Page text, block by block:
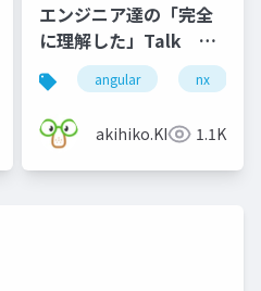
エンジニア達の「完全
に理解した」Talk
#66
angular nx
akihiko.KIgure1.1K